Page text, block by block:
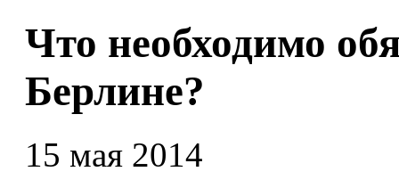
Что необходимо
Берлине?
15 мая 2014